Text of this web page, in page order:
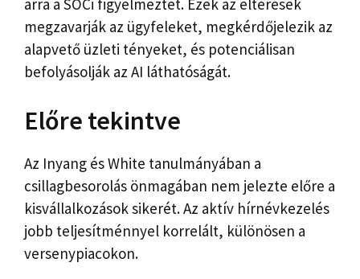
arra a SOCi figyelmeztet. Ezek az eltérések
megzavarják az ügyfeleket, megkérdőjelezik az
alapvető üzleti tényeket, és potenciálisan
befolyásolják az AI láthatóságát.
Előre tekintve
Az Inyang és White tanulmányában a
csillagbesorolás önmagában nem jelezte előre a
kisvállalkozások sikerét. Az aktív hírnévkezelés
jobb teljesítménnyel korrelált, különösen a
versenypiacokon.